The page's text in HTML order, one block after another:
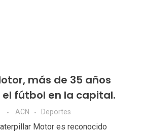
más de 35 años
fútbol en la capital.
ACN Deportes
Motor es reconocido